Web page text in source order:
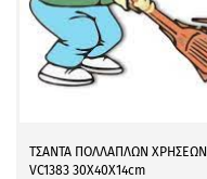
ΤΣΑΝΤΑ ΠΟΛΛΑΠΛΩΝ ΧΡΗΣΕΩΝ
VC1383 30X40X14cm